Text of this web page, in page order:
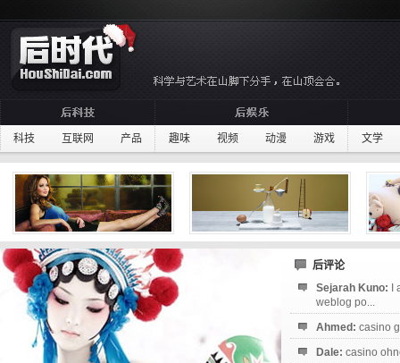
科技 互联网 产品 趣味 视频 动漫 游戏 文学
后评论
Sejarah Kuno:
weblog po...
Ahmed: casino
Dale: casino